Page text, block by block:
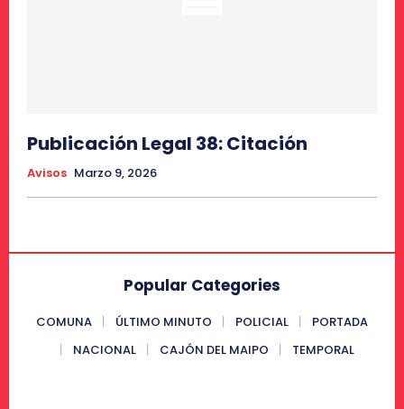
Publicación Legal 38: Citación
Avisos Marzo 9, 2026
Popular Categories
COMUNA ÚLTIMO MINUTO POLICIAL
PORTADA
NACIONAL
CAJÓN DEL MAIPO TEMPORAL